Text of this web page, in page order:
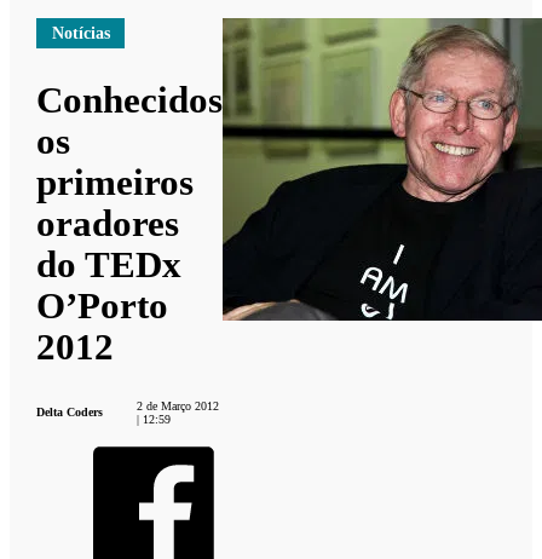
Notícias
Conhecidos
os
primeiros
oradores
do TEDx
O’Porto
2012
Delta Coders
2 de Março 2012
| 12:59